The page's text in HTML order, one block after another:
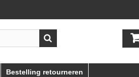
Bestelling retourneren